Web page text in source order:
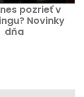
pozrieť v
Novinky
dňa